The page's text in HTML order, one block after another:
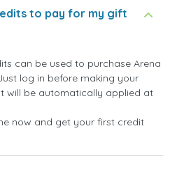
to pay for my gift
can be used to purchase Arena
log in before making your
will be automatically applied at
now and get your first credit